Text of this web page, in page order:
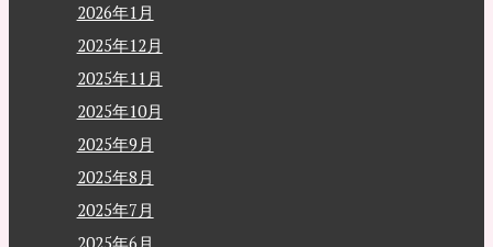
2026年1月
2025年12月
2025年11月
2025年10月
2025年9月
2025年8月
2025年7月
2025年6月